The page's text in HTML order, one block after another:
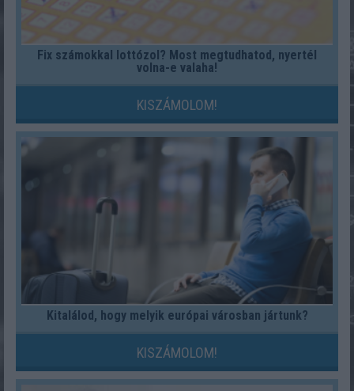
Fix számokkal lottózol? Most megtudhatod, nyertél
volna-e valaha!
KISZÁMOLOM!
Kitalálod, hogy melyik európai városban jártunk?
KISZÁMOLOM!